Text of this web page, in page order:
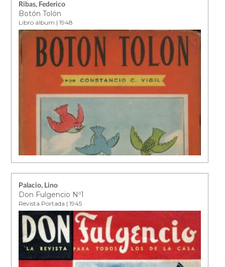
Ribas, Federico
Botón Tolón
Libro álbum | 1948
Palacio, Lino
Don Fulgencio Nº1
Revista Portada | 1945